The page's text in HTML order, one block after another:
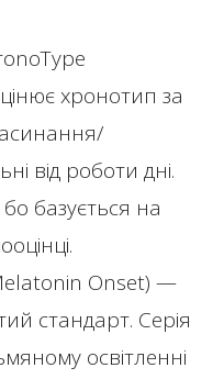
хронотип за
від роботи дні.
базується на
Onset) —
стандарт. Серія
освітленні